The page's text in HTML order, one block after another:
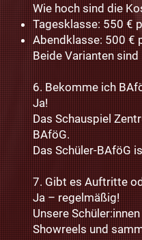
Wie hoch sind die
Tagesklasse: 550 €
Abendklasse: 500 €
Beide Varianten
6. Bekomme ich
Ja!
Das Schauspiel
BAföG.
Das Schüler-BAföG
7. Gibt es Auftritte
Ja – regelmäßig!
Unsere
Showreels und